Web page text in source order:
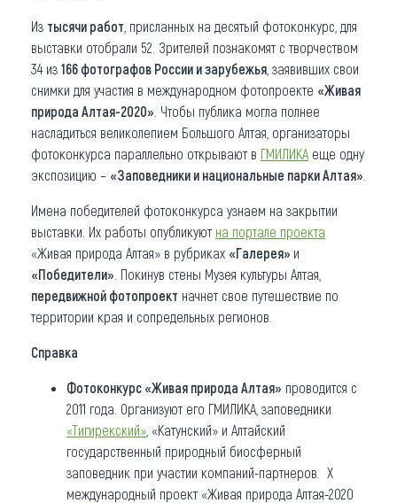
Из тысячи работ , присланных на десятый фотоконкурс, для
выставки отобрали 52. Зрителей познакомят с творчеством
34 из 166 фотографов России и зарубежья , заявивших свои
снимки для участия в международном фотопроекте «Живая
природа Алтая-2020» . Чтобы публика могла полнее
насладиться великолепием Большого Алтая, организаторы
фотоконкурса параллельно открывают в ГМИЛИКА еще одну
экспозицию – «Заповедники и национальные парки Алтая»
Имена победителей фотоконкурса узнаем на закрытии
выставки. Их работы опубликуют на портале проекта
«Живая природа Алтая» в рубриках «Галерея» и
«Победители» . Покинув стены Музея культуры Алтая,
передвижной фотопроект начнет свое путешествие по
территории края и сопредельных регионов.
Справка
Фотоконкурс «Живая природа Алтая» проводится с
2011 года. Организуют его ГМИЛИКА, заповедники
«Тигирекский» , «Катунский» и Алтайский
государственный природный биосферный
заповедник при участии компаний-партнеров. X
международный проект «Живая природа Алтая-2020